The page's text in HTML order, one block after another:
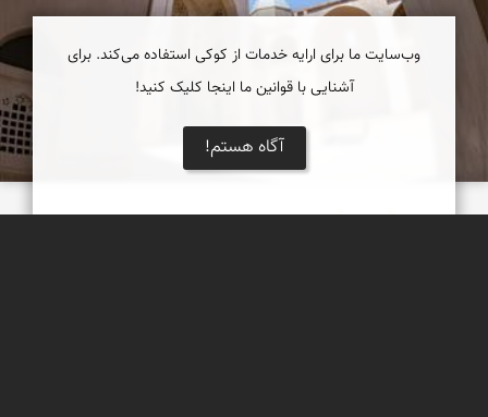
مسجد جامع نطنز
وب‌سایت ما برای ارایه خدمات از کوکی استفاده می‌کند. برای
آشنایی با قوانین ما اینجا کلیک کنید!
آگاه هستم!